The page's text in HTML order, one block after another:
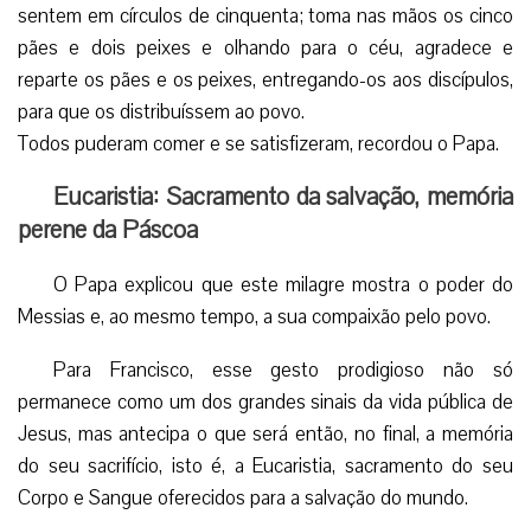
sentem em círculos de cinquenta; toma nas mãos os cinco
pães e dois peixes e olhando para o céu, agradece e
reparte os pães e os peixes, entregando-os aos discípulos,
para que os distribuíssem ao povo.
Todos puderam comer e se satisfizeram, recordou o Papa.
Eucaristia: Sacramento da salvação, memória
perene da Páscoa
O Papa explicou que este milagre mostra o poder do
Messias e, ao mesmo tempo, a sua compaixão pelo povo.
Para Francisco, esse gesto prodigioso não só
permanece como um dos grandes sinais da vida pública de
Jesus, mas antecipa o que será então, no final, a memória
do seu sacrifício, isto é, a Eucaristia, sacramento do seu
Corpo e Sangue oferecidos para a salvação do mundo.